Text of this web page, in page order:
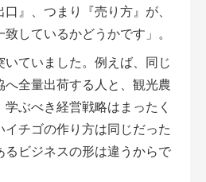
』、つまり『売り方』が、
しているかどうかです」。
ていました。例えば、同じ
へ全量出荷する人と、観光農
ぶべき経営戦略はまったく
チゴの作り方は同じだった
るビジネスの形は違うからで